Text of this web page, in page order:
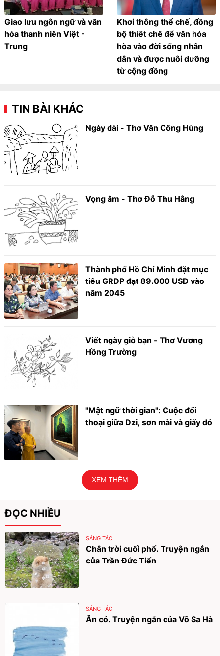
Giao lưu ngôn ngữ và văn
hóa thanh niên Việt -
Trung
Khơi thông thể chế, đồng
bộ thiết chế để văn hóa
hòa vào đời sống nhân
dân và được nuôi dưỡng
từ cộng đồng
TIN BÀI KHÁC
Ngày dài - Thơ Văn Công Hùng
Vọng âm - Thơ Đỗ Thu Hằng
Thành phố Hồ Chí Minh đặt mục
tiêu GRDP đạt 89.000 USD vào
năm 2045
Viết ngày giỗ bạn - Thơ Vương
Hồng Trường
"Mật ngữ thời gian": Cuộc đối
thoại giữa Dzi, sơn mài và giấy dó
XEM THÊM
ĐỌC NHIỀU
SÁNG TÁC
Chân trời cuối phố. Truyện ngắn
của Trần Đức Tiến
SÁNG TÁC
Ăn cỏ. Truyện ngắn của Võ Sa Hà